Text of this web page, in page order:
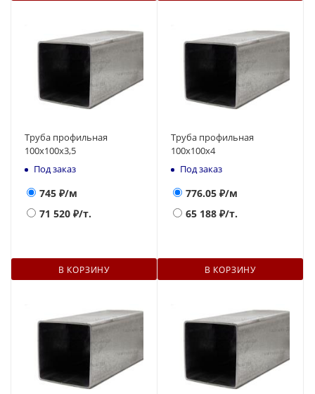
Труба профильная
100х100х3,5
Под заказ
745 ₽/м
71 520 ₽/т.
В КОРЗИНУ
Труба профильная
100х100х4
Под заказ
776.05 ₽/м
65 188 ₽/т.
В КОРЗИНУ